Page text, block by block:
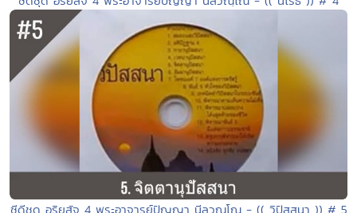
ซีดีชุด อริยสัจ 4 พระอาจารย์ปัญญา นีลวณฺโณ - (( วิปัสสนา )) # 5